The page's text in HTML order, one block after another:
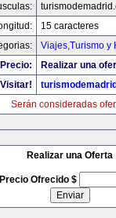
15 caracteres
Viajes,Turismo y
Precio:
Realizar una
Visitar!
Serán consideradas
Realizar una Oferta
Precio Ofrecido $